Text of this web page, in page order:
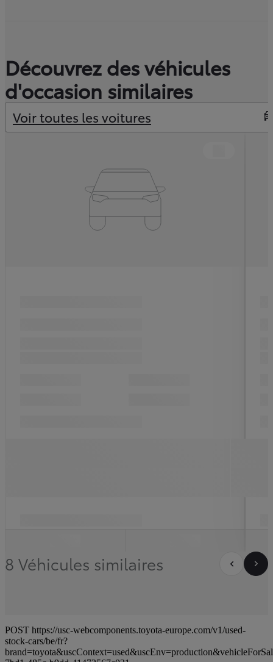
Découvrez des véhicules
d'occasion similaires
Voir toutes les voitures
8 Véhicules similaires
POST https://usc-webcomponents.toyota-europe.com/v1/used-
stock-cars/be/fr?